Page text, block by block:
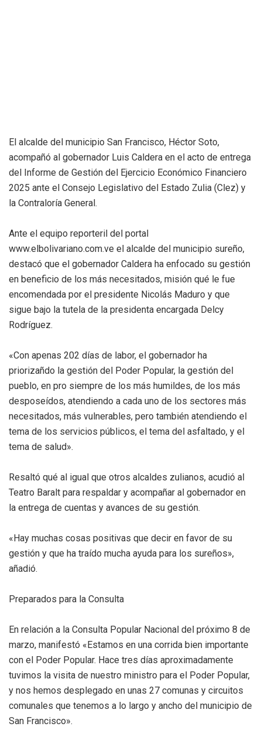
El alcalde del municipio San Francisco, Héctor Soto,
acompañó al gobernador Luis Caldera en el acto de entrega
del Informe de Gestión del Ejercicio Económico Financiero
2025 ante el Consejo Legislativo del Estado Zulia (Clez) y
la Contraloría General.
Ante el equipo reporteril del portal
www.elbolivariano.com.ve el alcalde del municipio sureño,
destacó que el gobernador Caldera ha enfocado su gestión
en beneficio de los más necesitados, misión qué le fue
encomendada por el presidente Nicolás Maduro y que
sigue bajo la tutela de la presidenta encargada Delcy
Rodríguez.
«Con apenas 202 días de labor, el gobernador ha
priorizañdo la gestión del Poder Popular, la gestión del
pueblo, en pro siempre de los más humildes, de los más
desposeídos, atendiendo a cada uno de los sectores más
necesitados, más vulnerables, pero también atendiendo el
tema de los servicios públicos, el tema del asfaltado, y el
tema de salud».
Resaltó qué al igual que otros alcaldes zulianos, acudió al
Teatro Baralt para respaldar y acompañar al gobernador en
la entrega de cuentas y avances de su gestión.
«Hay muchas cosas positivas que decir en favor de su
gestión y que ha traído mucha ayuda para los sureños»,
añadió.
Preparados para la Consulta
En relación a la Consulta Popular Nacional del próximo 8 de
marzo, manifestó «Estamos en una corrida bien importante
con el Poder Popular. Hace tres días aproximadamente
tuvimos la visita de nuestro ministro para el Poder Popular,
y nos hemos desplegado en unas 27 comunas y circuitos
comunales que tenemos a lo largo y ancho del municipio de
San Francisco».